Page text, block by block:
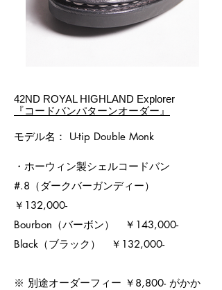
42ND ROYAL HIGHLAND Explorer
『コードバンパターンオーダー』
モデル名： U-tip Double Monk
・ホーウィン製シェルコードバン
#.8（ダークバーガンディー）
￥132,000-
Bourbon（バーボン） ￥143,000-
Black（ブラック） ￥132,000-
​※ 別途オーダーフィー ￥8,800- がかか